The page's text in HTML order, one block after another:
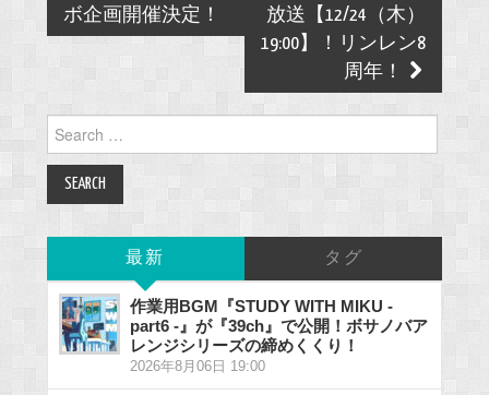
ボ企画開催決定！
放送【12/24（木）
19:00】！リンレン8
周年！
Search
for:
最新 タグ
作業用BGM『STUDY WITH MIKU -
part6 -』が『39ch』で公開！ボサノバア
レンジシリーズの締めくくり！
2026年8月06日 19:00